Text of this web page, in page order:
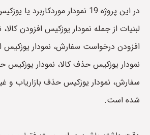
در این پروژه 19 نمودار
لبنیات از جمله نمودار یوزکیس افزودن
افزودن درخواست سفارش، نمودار یوزکیس
نمودار یوزکیس حذف کالا، نمودار
سفارش، نمودار یوزکیس حذف بازاریاب و
شده است.